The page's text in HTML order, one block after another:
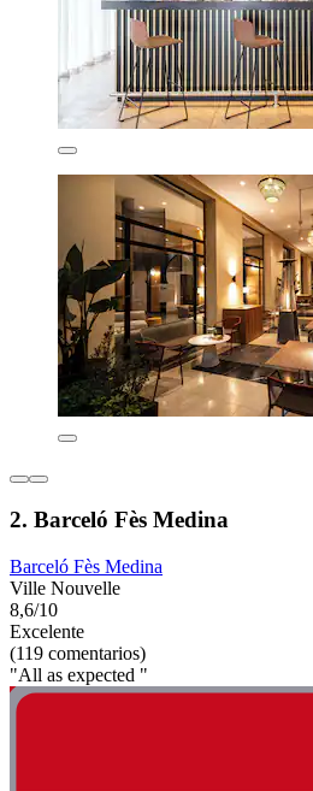
2. Barceló Fès Medina
Barceló Fès Medina
Ville Nouvelle
8,6/10
Excelente
(119 comentarios)
"All as expected "